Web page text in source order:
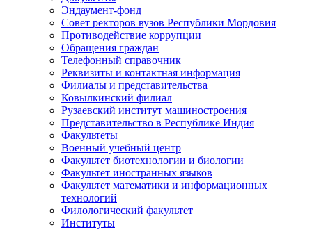
Эндаумент-фонд
Совет ректоров вузов Республики Мордовия
Противодействие коррупции
Обращения граждан
Телефонный справочник
Реквизиты и контактная информация
Филиалы и представительства
Ковылкинский филиал
Рузаевский институт машиностроения
Представительство в Республике Индия
Факультеты
Военный учебный центр
Факультет биотехнологии и биологии
Факультет иностранных языков
Факультет математики и информационных
технологий
Филологический факультет
Институты